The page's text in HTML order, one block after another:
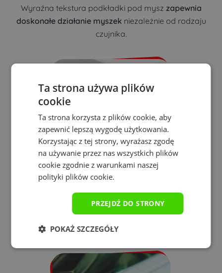
Wyraźna tekstura podkładki pod mysz zapewnia
doskonałe działanie myszek niezależnie od rodzaju
czujnika.
Antypoślizgowy spód
Gumowy spód podkładki pod myszkę zapewnia
stabilność i pewność podczas użytkowania, eliminując
niechciane przesunięcia w kluczowych momentach.
Ta strona używa plików
cookie
Ta strona korzysta z plików cookie, aby
zapewnić lepszą wygodę użytkowania.
Korzystając z tej strony, wyrażasz zgodę
na używanie przez nas wszystkich plików
cookie zgodnie z warunkami naszej
polityki plików cookie.
PRZEJDŹ DO STRONY
POKAŻ SZCZEGÓŁY